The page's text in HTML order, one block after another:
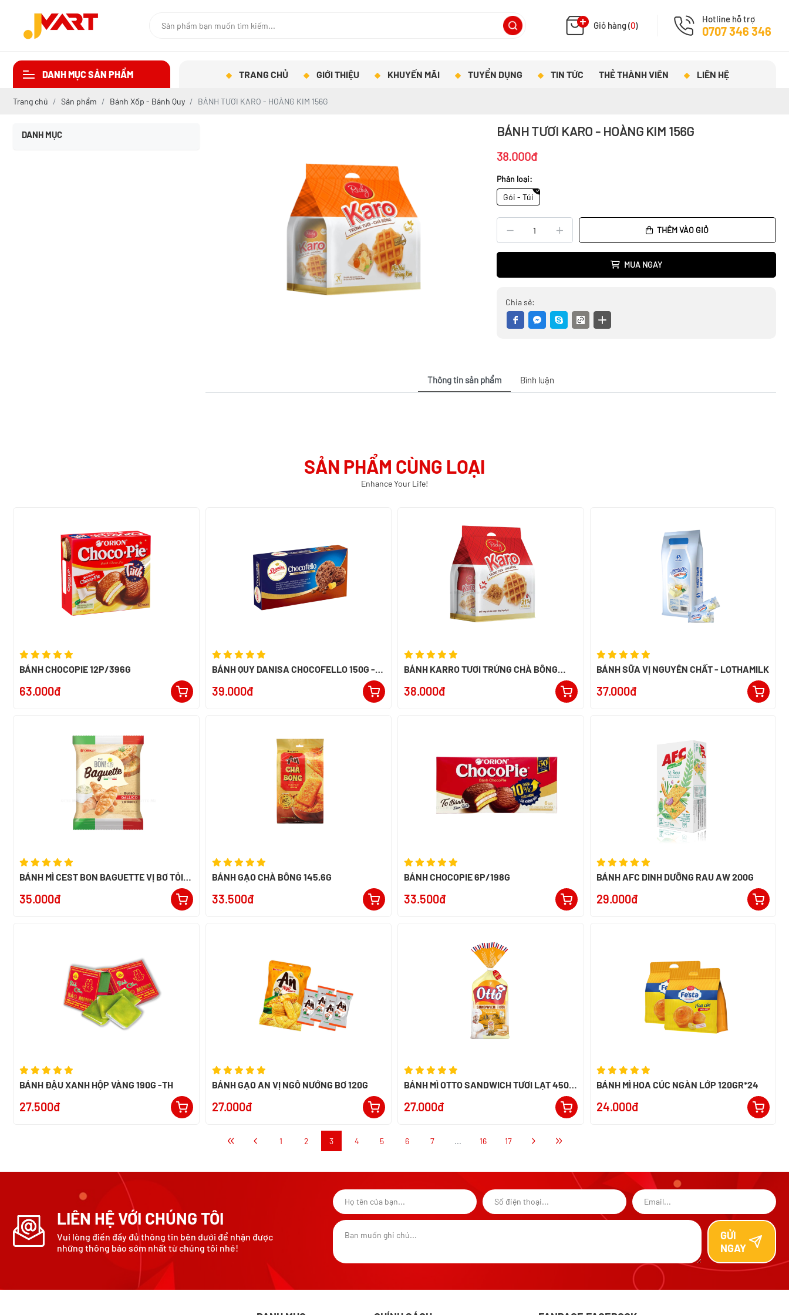
Giỏ hàng (0)
Hotline hỗ trợ
0707 346 346
DANH MỤC SẢN PHẨM TRANG CHỦ GIỚI THIỆU KHUYẾN MÃI TUYỂN DỤNG TIN TỨC THẺ THÀNH VIÊN LIÊN HỆ
Trang chủ Sản phẩm Bánh Xốp - Bánh Quy BÁNH TƯƠI KARO - HOÀNG KIM 156G
DANH MỤC BÁNH TƯƠI KARO - HOÀNG KIM 156G
38.000đ
Phân loại:
Gói - Túi
THÊM VÀO GIỎ
MUA NGAY
Chia sẻ:
Thông tin sản phẩm Bình luận
SẢN PHẨM CÙNG LOẠI
Enhance Your Life!
BÁNH CHOCOPIE 12P/396G
63.000đ
BÁNH QUY DANISA CHOCOFELLO 150G -
39.000đ
BÁNH KARRO TƯƠI TRỨNG CHÀ BÔNG
38.000đ
BÁNH SỮA VỊ NGUYÊN CHẤT - LOTHAMILK
37.000đ
BÁNH MÌ CEST BON BAGUETTE VỊ BƠ TỎI
35.000đ
BÁNH GẠO CHÀ BÔNG 145,6G
33.500đ
BÁNH CHOCOPIE 6P/198G
33.500đ
BÁNH AFC DINH DƯỠNG RAU AW 200G
29.000đ
BÁNH ĐẬU XANH HỘP VÀNG 190G -TH
27.500đ
BÁNH GẠO AN VỊ NGÔ NƯỚNG BƠ 120G
27.000đ
BÁNH MÌ OTTO SANDWICH TƯƠI LẠT 450 -
27.000đ
BÁNH MÌ HOA CÚC NGÀN LỚP 120GR*24
24.000đ
1 2 3 4 5 6 7 ... 16 17
LIÊN HỆ VỚI CHÚNG TÔI
Vui lòng điền đầy đủ thông tin bên dưới để nhận được
những thông báo sớm nhất từ chúng tôi nhé!
GỬI
NGAY